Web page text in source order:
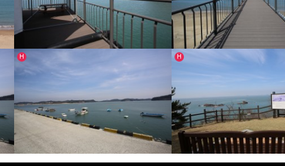
의항리 해상낚시 공원 의항리 해상낚시 공원
H
인기글
H
인기글